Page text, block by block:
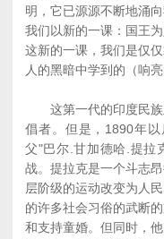
明，它已源源不断地涌
我们以新的一课：国王
这新的一课，我们是仅
人的黑暗中学到的（响亮
这第一代的印度民族
倡者。但是，1890年
父"巴尔.甘加德哈.提拉
战。提拉克是一个斗志
层阶级的运动改变为人
的许多社会习俗的武断
和支持童婚。但同时，